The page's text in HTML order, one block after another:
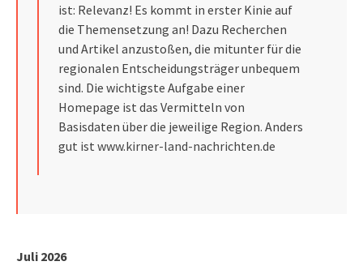
ist: Relevanz! Es kommt in erster Kinie auf
die Themensetzung an! Dazu Recherchen
und Artikel anzustoßen, die mitunter für die
regionalen Entscheidungsträger unbequem
sind. Die wichtigste Aufgabe einer
Homepage ist das Vermitteln von
Basisdaten über die jeweilige Region. Anders
gut ist www.kirner-land-nachrichten.de
Juli 2026